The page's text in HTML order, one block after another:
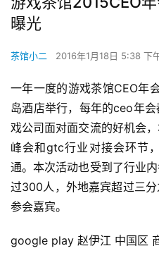
曝光
茶馆小二 2016年1月18日 5:38 下
一年一度的游戏茶馆CEO年
岛酒店举行，每年的ceo年
戏公司面对面交流的好机会
峰会和gtc行业对接会环节
通。本次活动也受到了行业
过300人，外地嘉宾超过三
参会嘉宾。
google play 赵伊江 中国区